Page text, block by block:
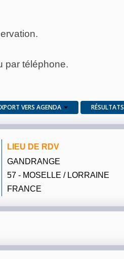
par téléphone.
VERS AGENDA RÉSULTATS
LIEU DE RDV
GANDRANGE
57 - MOSELLE / LORRAINE
FRANCE